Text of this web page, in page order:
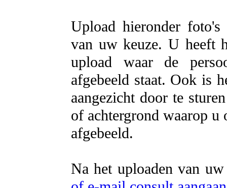
Upload hieronder
van uw keuze. U heeft
upload waar de
afgebeeld staat. Ook is
aangezicht door te
of achtergrond waarop
afgebeeld.
Na het uploaden van